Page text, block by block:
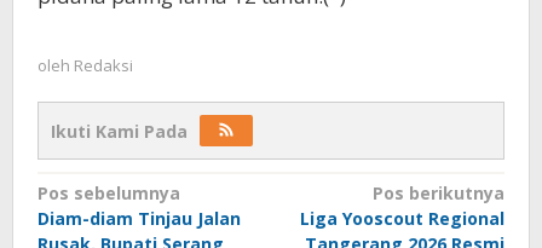
oleh Redaksi
Ikuti Kami Pada
Navigasi
pos
Pos sebelumnya
Diam-diam Tinjau Jalan
Pos berikutnya
Liga Yooscout Regional